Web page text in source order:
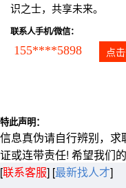
识之士，共享未来。
联系人手机/微信：
155****5898 点
特此声明：
信息真伪请自行辨别，
证或连带责任! 希望我们
[联系客服] [最新找人才]